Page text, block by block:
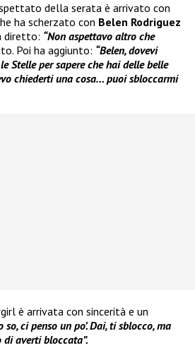
della serata è arrivato con
ha scherzato con Belen Rodriguez
diretto: “Non aspettavo altro che
Poi ha aggiunto: “Belen, dovevi
Stelle per sapere che hai delle belle
chiederti una cosa… puoi sbloccarmi
è arrivata con sincerità e un
so, ci penso un po’. Dai, ti sblocco, ma
averti bloccata”.